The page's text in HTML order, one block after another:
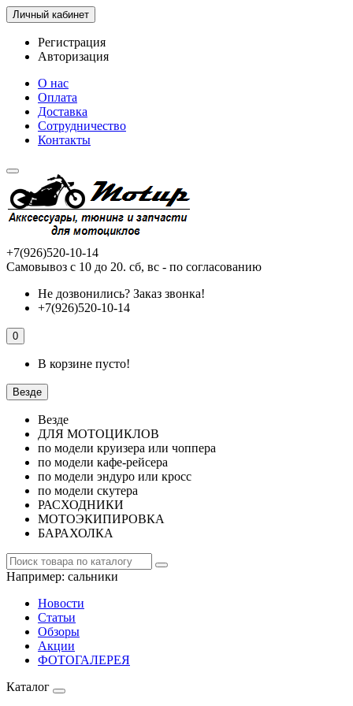
Личный кабинет
Регистрация
Авторизация
О нас
Оплата
Доставка
Сотрудничество
Контакты
+7(926)520-10-14
Самовывоз с 10 до 20. сб, вс - по согласованию
Не дозвонились? Заказ звонка!
+7(926)520-10-14
0
В корзине пусто!
Везде
Везде
ДЛЯ МОТОЦИКЛОВ
по модели круизера или чоппера
по модели кафе-рейсера
по модели эндуро или кросс
по модели скутера
РАСХОДНИКИ
МОТОЭКИПИРОВКА
БАРАХОЛКА
Например: сальники
Новости
Статьи
Обзоры
Акции
ФОТОГАЛЕРЕЯ
Каталог